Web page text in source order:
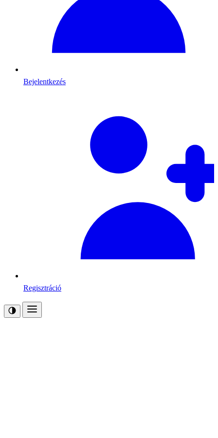
Bejelentkezés
Regisztráció